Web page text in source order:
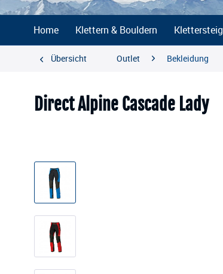
Home Klettern & Bouldern Klettersteig
Übersicht Outlet Bekleidung
Direct Alpine Cascade Lady